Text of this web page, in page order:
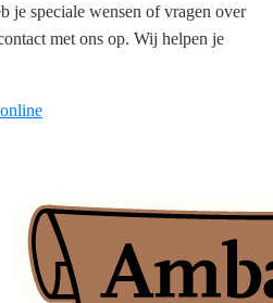
je speciale wensen of vragen over
met ons op. Wij helpen je